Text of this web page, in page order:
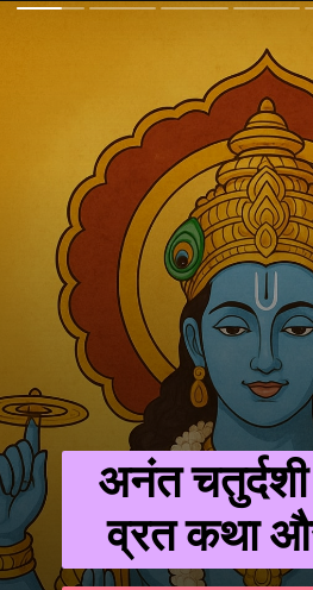
अनंत
व्रत कथा